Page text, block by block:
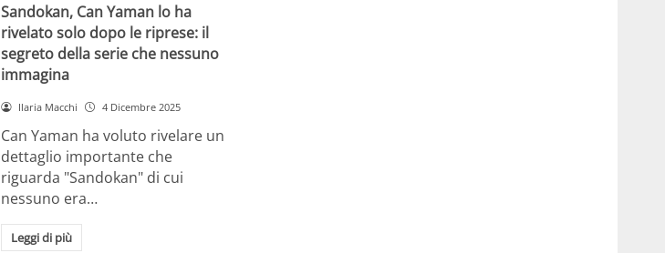
Sandokan, Can Yaman lo ha
rivelato solo dopo le riprese: il
segreto della serie che nessuno
immagina
Ilaria Macchi 4 Dicembre 2025
Can Yaman ha voluto rivelare un
dettaglio importante che
riguarda "Sandokan" di cui
nessuno era…
Leggi di più